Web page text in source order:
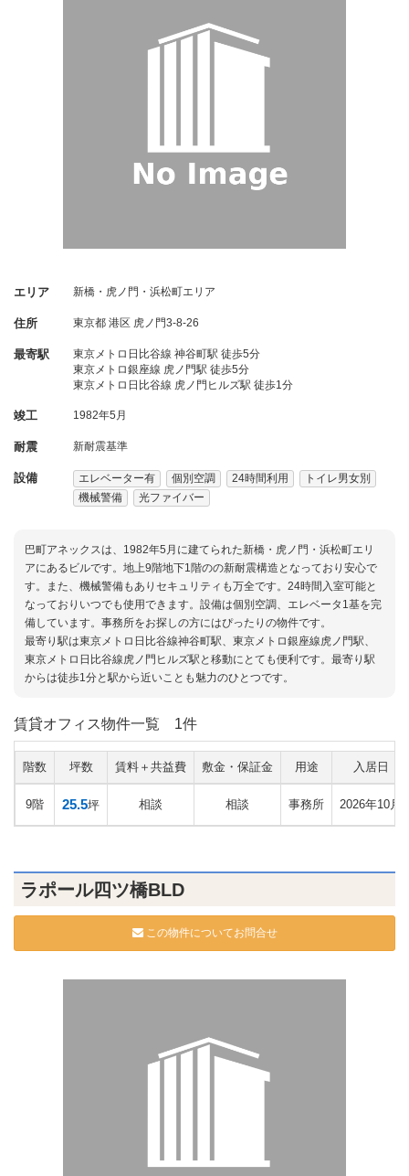
エリア 新橋・虎ノ門・浜松町エリア
住所 東京都 港区 虎ノ門3-8-26
最寄駅
東京メトロ日比谷線 神谷町駅 徒歩5分
東京メトロ銀座線 虎ノ門駅 徒歩5分
東京メトロ日比谷線 虎ノ門ヒルズ駅 徒歩1分
竣工 1982年5月
耐震 新耐震基準
設備 エレベーター有 個別空調 24時間利用
トイレ男女別
機械警備
光ファイバー
巴町アネックスは、1982年5月に建てられた新橋・虎ノ門・浜松町エリ
アにあるビルです。地上9階地下1階のの新耐震構造となっており安心で
す。また、機械警備もありセキュリティも万全です。24時間入室可能と
なっておりいつでも使用できます。設備は個別空調、エレベータ1基を完
備しています。事務所をお探しの方にはぴったりの物件です。
最寄り駅は東京メトロ日比谷線神谷町駅、東京メトロ銀座線虎ノ門駅、
東京メトロ日比谷線虎ノ門ヒルズ駅と移動にとても便利です。最寄り駅
からは徒歩1分と駅から近いことも魅力のひとつです。
賃貸オフィス物件一覧 1件
階数 坪数 賃料＋共益費 敷金・保証金 用途 入居日
9階 25.5坪 相談 相談 事務所 2026年10月
ラポール四ツ橋BLD
この物件についてお問合せ